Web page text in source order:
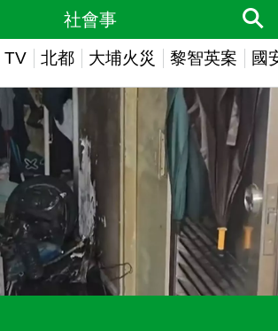
TV 北都 大埔火災 黎智英案 國
社會事